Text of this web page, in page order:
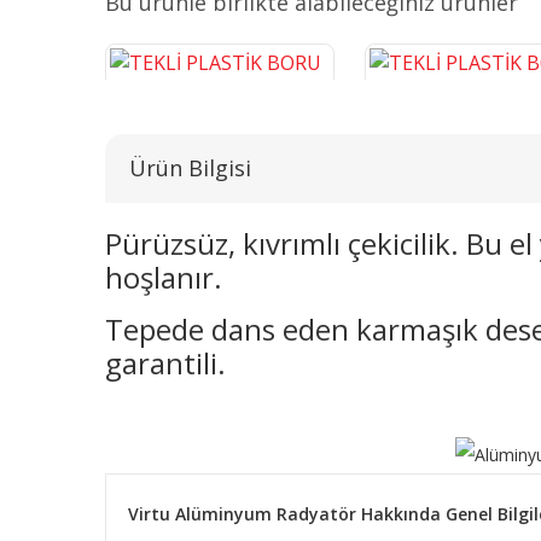
TEKLİ PLASTİK BORU GİZLEME
243,14 TL 38,26 TL
Ürün Bilgisi
Pürüzsüz, kıvrımlı çekicilik. Bu
hoşlanır.
Tepede dans eden karmaşık
garantili.
Virtu Alüminyum Radyatör Hakkında Genel